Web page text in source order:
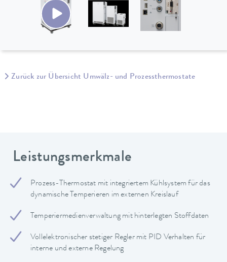
Zurück zur Übersicht Umwälz- und Prozessthermostate
Leistungsmerkmale
Prozess-Thermostat mit integriertem Kühlsystem für das
dynamische Temperieren im externen Kreislauf
Temperiermedienverwaltung mit hinterlegten Stoffdaten
Vollelektronischer stetiger Regler mit PID Verhalten für
interne und externe Regelung